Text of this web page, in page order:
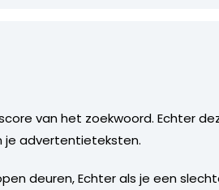
van het zoekwoord. Echter
je advertentieteksten.
deuren, Echter als je een